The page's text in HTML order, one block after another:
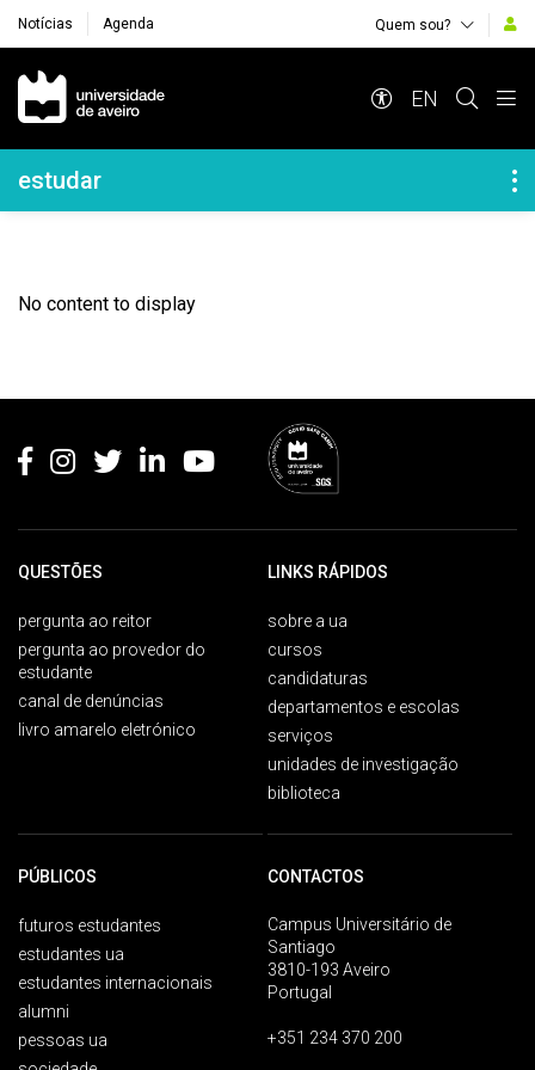
Notícias Agenda Quem sou?
Navegação Principal
EN
Navegação Lateral
estudar
No content to display
QUESTÕES
pergunta ao reitor
pergunta ao provedor do
estudante
canal de denúncias
livro amarelo eletrónico
LINKS RÁPIDOS
sobre a ua
cursos
candidaturas
departamentos e escolas
serviços
unidades de investigação
biblioteca
PÚBLICOS
futuros estudantes
estudantes ua
estudantes internacionais
alumni
pessoas ua
CONTACTOS
Campus Universitário de
Santiago
3810-193 Aveiro
Portugal
+351 234 370 200